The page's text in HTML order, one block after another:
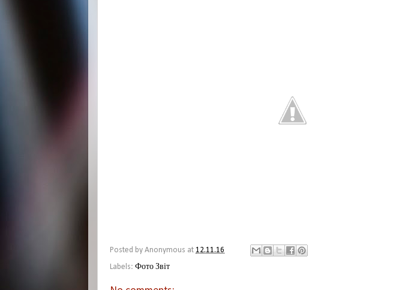
Posted by Anonymous at 12.11.16
Labels: Фото Звіт